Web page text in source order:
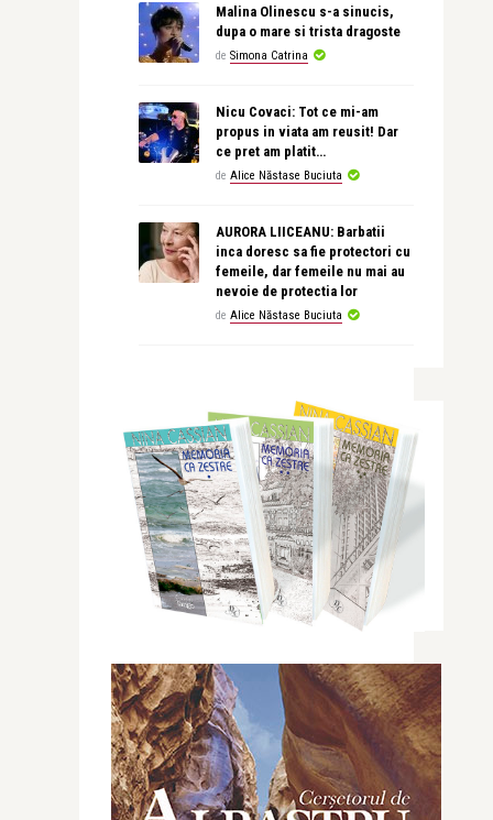
Malina Olinescu s-a sinucis,
dupa o mare si trista dragoste
de Simona Catrina
Nicu Covaci: Tot ce mi-am
propus in viata am reusit! Dar
ce pret am platit…
de Alice Năstase Buciuta
AURORA LIICEANU: Barbatii
inca doresc sa fie protectori cu
femeile, dar femeile nu mai au
nevoie de protectia lor
de Alice Năstase Buciuta